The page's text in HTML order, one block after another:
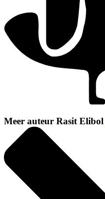
Meer auteur Rasit Elibol